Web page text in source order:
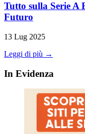
Tutto sulla Serie A
Futuro
13 Lug 2025
Leggi di più →
In Evidenza